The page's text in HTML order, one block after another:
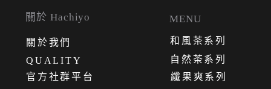
關於 Hachiyo
關 於我們
QUALITY
官方社群平台
纖果爽系列
自然茶系列
和風茶系列
MENU